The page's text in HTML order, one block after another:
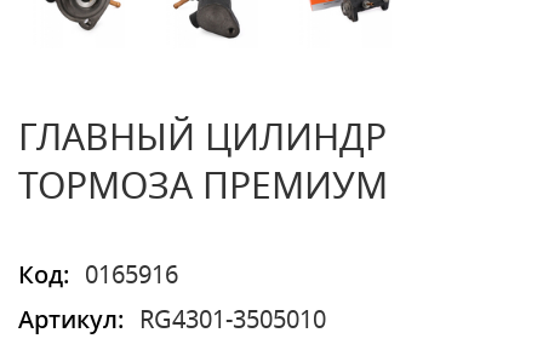
ГЛАВНЫЙ ЦИЛИНДР
ТОРМОЗА ПРЕМИУМ
Код:
0165916
Артикул:
RG4301-3505010